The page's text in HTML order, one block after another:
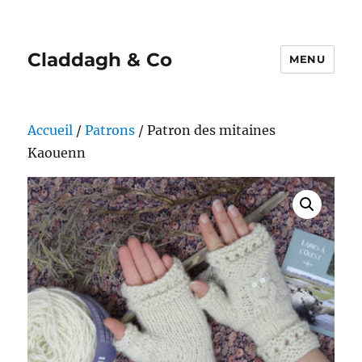
Claddagh & Co MENU
Accueil /Patrons / Patron des mitaines
Kaouenn